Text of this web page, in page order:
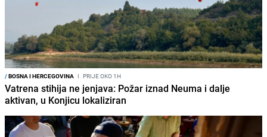
/BOSNA I HERCEGOVINA I PRIJE OKO 1H
Vatrena stihija ne jenjava: Požar iznad Neuma i dalje
aktivan, u Konjicu lokaliziran